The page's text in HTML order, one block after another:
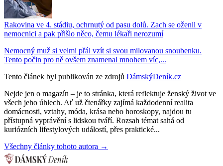
Rakovina ve 4. stádiu, ochrnutý od pasu dolů. Zach se oženil v
nemocnici a pak přišlo něco, čemu lékaři nerozumí
Nemocný muž si velmi přál vzít si svou milovanou snoubenku.
Tento počin pro ně ovšem znamenal mnohem víc,...
Tento článek byl publikován ze zdrojů DámskýDeník.cz
Nejde jen o magazín – je to stránka, která reflektuje ženský život ve
všech jeho úhlech. Ať už čtenářky zajímá každodenní realita
domácnosti, vztahy, móda, krása nebo horoskopy, najdou tu
přístupná vyprávění s lidskou tváří. Rozsah témat sahá od
kuriózních lifestylových událostí, přes praktické...
Všechny články tohoto autora →